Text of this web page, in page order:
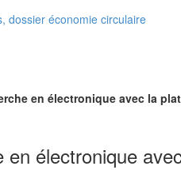
en électronique avec la
en électronique